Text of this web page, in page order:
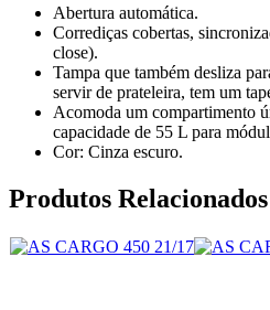
Abertura automática.
Corrediças cobertas,
close).
Tampa que também desliza
servir de prateleira, tem um
Acomoda um compartimento
capacidade de 55 L para
Cor: Cinza escuro.
Produtos Relacionados